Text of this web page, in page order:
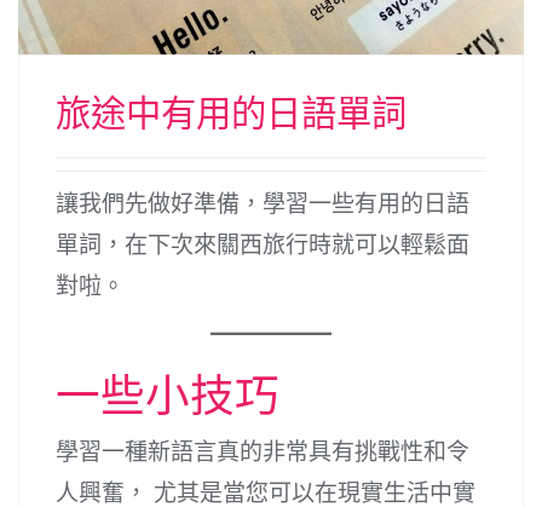
旅途中有用的日語單詞
讓我們先做好準備，學習一些有用的日語
單詞，在下次來關西旅行時就可以輕鬆面
對啦。
一些小技巧
學習一種新語言真的非常具有挑戰性和令
人興奮， 尤其是當您可以在現實生活中實